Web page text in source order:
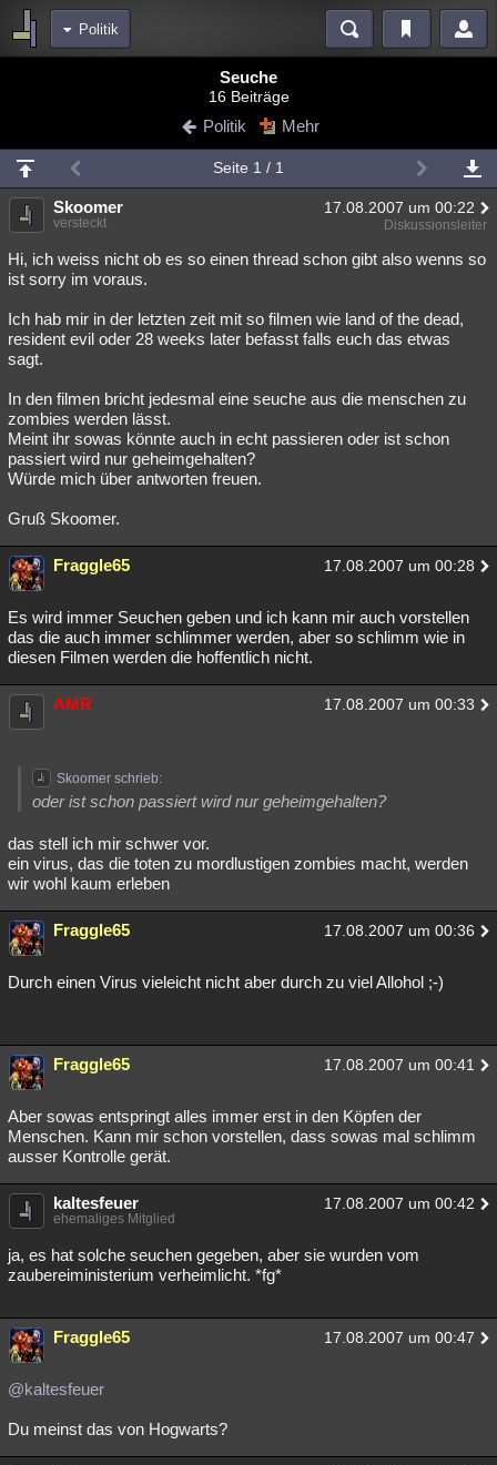
Politik
Blogs
Chat Wiki Neuigkeiten
meine Rubriken
Menschen Mystery Kriminalfälle
Spiritualität Verschwörungen Technologie Ufologie
weitere Rubriken
Philosophie
Astronomie Helpdesk Gruppen Gaming Filme
Musik Clash Verbesserungen
Übersichten
Besucht Teilgenommen
Lesenswert Schlüsselwörter
Seuche
16 Beiträge
Politik Mehr
Seite 1 / 1
Skoomer 17.08.2007 um 00:22
versteckt Diskussionsleiter
Hi, ich weiss nicht ob es so einen thread schon gibt also wenns so
ist sorry im voraus.
Ich hab mir in der letzten zeit mit so filmen wie land of the dead,
resident evil oder 28 weeks later befasst falls euch das etwas
sagt.
In den filmen bricht jedesmal eine seuche aus die menschen zu
zombies werden lässt.
Meint ihr sowas könnte auch in echt passieren oder ist schon
passiert wird nur geheimgehalten?
Würde mich über antworten freuen.
Gruß Skoomer.
Fraggle65 17.08.2007 um 00:28
Es wird immer Seuchen geben und ich kann mir auch vorstellen
das die auch immer schlimmer werden, aber so schlimm wie in
diesen Filmen werden die hoffentlich nicht.
AMR 17.08.2007 um 00:33
Skoomer schrieb:
oder ist schon passiert wird nur geheimgehalten?
das stell ich mir schwer vor.
ein virus, das die toten zu mordlustigen zombies macht, werden
wir wohl kaum erleben
Fraggle65 17.08.2007 um 00:36
Durch einen Virus vieleicht nicht aber durch zu viel Allohol ;-)
Fraggle65 17.08.2007 um 00:41
Aber sowas entspringt alles immer erst in den Köpfen der
Menschen. Kann mir schon vorstellen, dass sowas mal schlimm
ausser Kontrolle gerät.
kaltesfeuer 17.08.2007 um 00:42
ehemaliges Mitglied
ja, es hat solche seuchen gegeben, aber sie wurden vom
zaubereiministerium verheimlicht. *fg*
Fraggle65 17.08.2007 um 00:47
@kaltesfeuer
Du meinst das von Hogwarts?